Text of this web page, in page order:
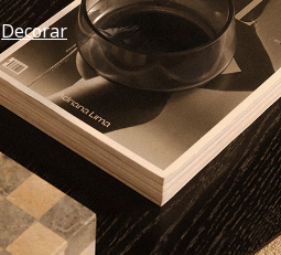
Decorar